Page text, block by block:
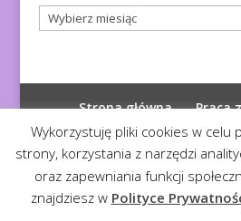
Archiwum
artykułów
Strona główna
Praca
Polityka
© 2026 Diagnoza Duszy|
Wykorzystuję pliki cookies w celu
strony, korzystania z narzędzi
oraz zapewniania funkcji
znajdziesz w Polityce